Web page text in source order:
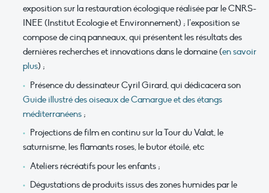
exposition sur la restauration écologique réalisée par le CNRS-
INEE (Institut Ecologie et Environnement) ; l’exposition se
compose de cinq panneaux, qui présentent les résultats des
dernières recherches et innovations dans le domaine (en savoir
plus) ;
Présence du dessinateur Cyril Girard, qui dédicacera son
Guide illustré des oiseaux de Camargue et des étangs
méditerranéens ;
Projections de film en continu sur la Tour du Valat, le
saturnisme, les flamants roses, le butor étoilé, etc
Ateliers récréatifs pour les enfants ;
Dégustations de produits issus des zones humides par le